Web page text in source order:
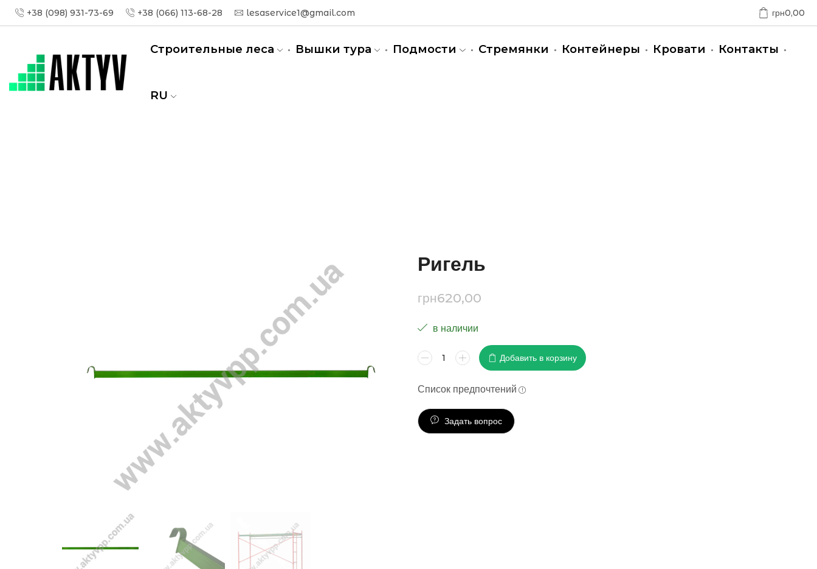
+38 (098) 931-73-69 +38 (066) 113-68-28 lesaservice1@gmail.com грн0,00
Строительные леса Вышки тура Подмости Стремянки Контейнеры Кровати Контакты
RU
Ригель
грн620,00
в наличии
Добавить в корзину
Список предпочтений
Задать вопрос